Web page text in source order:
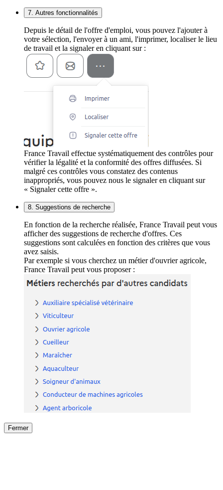
7. Autres fonctionnalités
Depuis le détail de l'offre d'emploi, vous pouvez l'ajouter à
votre sélection, l'envoyer à un ami, l'imprimer, localiser le lieu
de travail et la signaler en cliquant sur :
France Travail effectue systématiquement des contrôles pour
vérifier la légalité et la conformité des offres diffusées. Si
malgré ces contrôles vous constatez des contenus
inappropriés, vous pouvez nous le signaler en cliquant sur
« Signaler cette offre ».
8. Suggestions de recherche
En fonction de la recherche réalisée, France Travail peut vous
afficher des suggestions de recherche d'offres. Ces
suggestions sont calculées en fonction des critères que vous
avez saisis.
Par exemple si vous cherchez un métier d'ouvrier agricole,
France Travail peut vous proposer :
Fermer